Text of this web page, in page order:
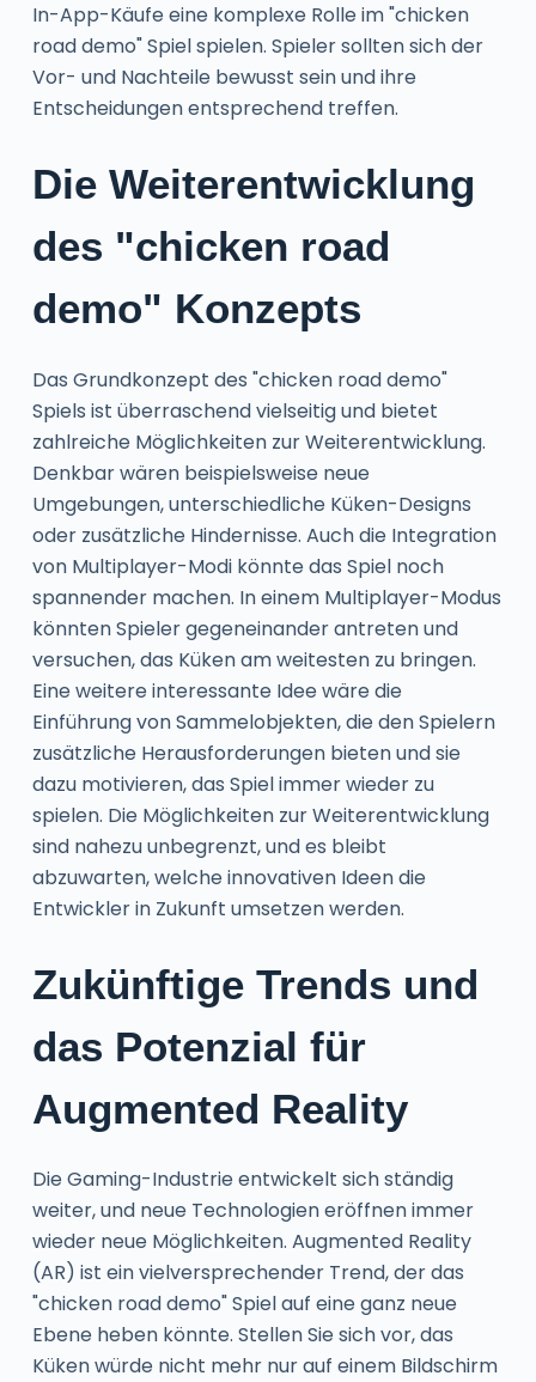
In-App-Käufe eine komplexe Rolle im "chicken
road demo" Spiel spielen. Spieler sollten sich der
Vor- und Nachteile bewusst sein und ihre
Entscheidungen entsprechend treffen.
Die Weiterentwicklung
des "chicken road
demo" Konzepts
Das Grundkonzept des "chicken road demo"
Spiels ist überraschend vielseitig und bietet
zahlreiche Möglichkeiten zur Weiterentwicklung.
Denkbar wären beispielsweise neue
Umgebungen, unterschiedliche Küken-Designs
oder zusätzliche Hindernisse. Auch die Integration
von Multiplayer-Modi könnte das Spiel noch
spannender machen. In einem Multiplayer-Modus
könnten Spieler gegeneinander antreten und
versuchen, das Küken am weitesten zu bringen.
Eine weitere interessante Idee wäre die
Einführung von Sammelobjekten, die den Spielern
zusätzliche Herausforderungen bieten und sie
dazu motivieren, das Spiel immer wieder zu
spielen. Die Möglichkeiten zur Weiterentwicklung
sind nahezu unbegrenzt, und es bleibt
abzuwarten, welche innovativen Ideen die
Entwickler in Zukunft umsetzen werden.
Zukünftige Trends und
das Potenzial für
Augmented Reality
Die Gaming-Industrie entwickelt sich ständig
weiter, und neue Technologien eröffnen immer
wieder neue Möglichkeiten. Augmented Reality
(AR) ist ein vielversprechender Trend, der das
"chicken road demo" Spiel auf eine ganz neue
Ebene heben könnte. Stellen Sie sich vor, das
Küken würde nicht mehr nur auf einem Bildschirm